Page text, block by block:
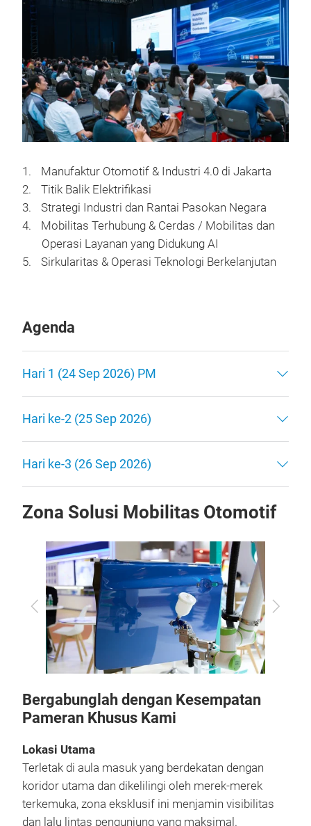
Manufaktur Otomotif & Industri 4.0 di Jakarta
Titik Balik Elektrifikasi
Strategi Industri dan Rantai Pasokan Negara
Mobilitas Terhubung & Cerdas / Mobilitas dan
Operasi Layanan yang Didukung AI
Sirkularitas & Operasi Teknologi Berkelanjutan
Agenda
Hari 1 (24 Sep 2026) PM
Hari ke-2 (25 Sep 2026)
Hari ke-3 (26 Sep 2026)
Zona Solusi Mobilitas Otomotif
Previous Next
Bergabunglah dengan Kesempatan
Pameran Khusus Kami
Lokasi Utama
Terletak di aula masuk yang berdekatan dengan
koridor utama dan dikelilingi oleh merek-merek
terkemuka, zona eksklusif ini menjamin visibilitas
dan lalu lintas pengunjung yang maksimal.